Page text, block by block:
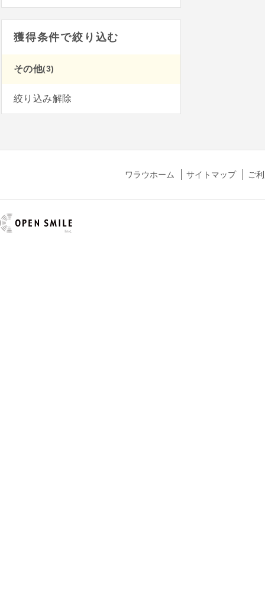
獲得条件で絞り込む
その他(3)
絞り込み解除
ワラウホーム サイトマップ ご